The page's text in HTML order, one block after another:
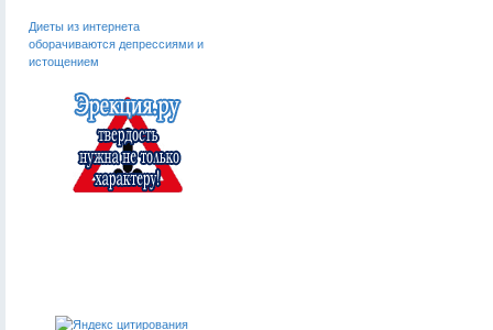
Диеты из интернета
оборачиваются депрессиями и
истощением